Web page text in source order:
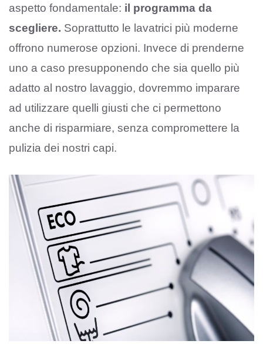
aspetto fondamentale: il programma da
scegliere. Soprattutto le lavatrici più moderne
offrono numerose opzioni. Invece di prenderne
uno a caso presupponendo che sia quello più
adatto al nostro lavaggio, dovremmo imparare
ad utilizzare quelli giusti che ci permettono
anche di risparmiare, senza compromettere la
pulizia dei nostri capi.